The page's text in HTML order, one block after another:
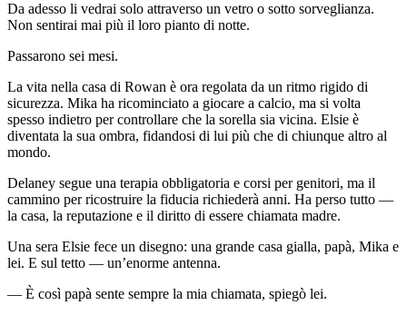
Da adesso li vedrai solo attraverso un vetro o sotto sorveglianza.
Non sentirai mai più il loro pianto di notte.
Passarono sei mesi.
La vita nella casa di Rowan è ora regolata da un ritmo rigido di
sicurezza. Mika ha ricominciato a giocare a calcio, ma si volta
spesso indietro per controllare che la sorella sia vicina. Elsie è
diventata la sua ombra, fidandosi di lui più che di chiunque altro al
mondo.
Delaney segue una terapia obbligatoria e corsi per genitori, ma il
cammino per ricostruire la fiducia richiederà anni. Ha perso tutto —
la casa, la reputazione e il diritto di essere chiamata madre.
Una sera Elsie fece un disegno: una grande casa gialla, papà, Mika e
lei. E sul tetto — un’enorme antenna.
— È così papà sente sempre la mia chiamata, spiegò lei.